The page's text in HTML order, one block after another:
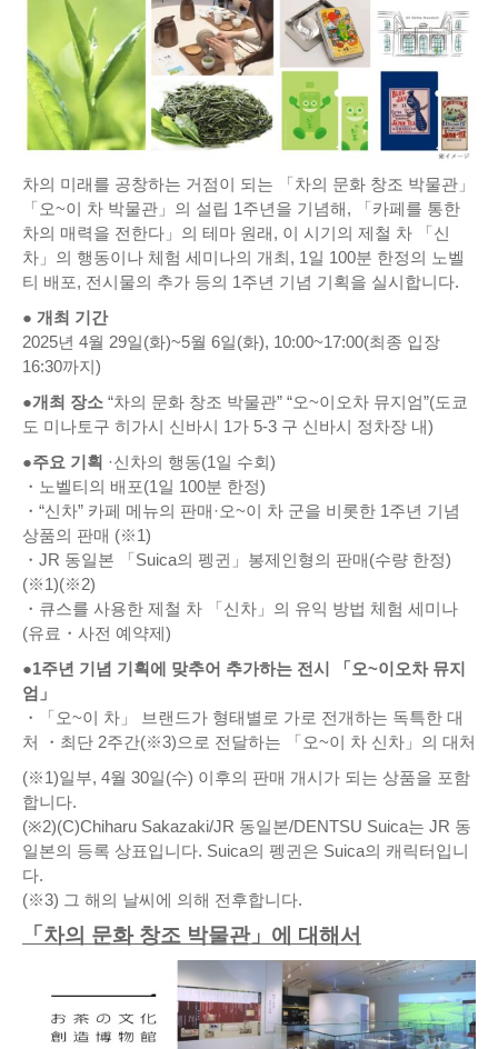
차의 미래를 공창하는 거점이 되는 「차의 문화 창조 박물관」
「오~이 차 박물관」의 설립 1주년을 기념해, 「카페를 통한
차의 매력을 전한다」의 테마 원래, 이 시기의 제철 차 「신
차」의 행동이나 체험 세미나의 개최, 1일 100분 한정의 노벨
티 배포, 전시물의 추가 등의 1주년 기념 기획을 실시합니다.
● 개최 기간
2025년 4월 29일(화)~5월 6일(화), 10:00~17:00(최종 입장
16:30까지)
●개최 장소 “차의 문화 창조 박물관” “오~이오차 뮤지엄”(도쿄
도 미나토구 히가시 신바시 1가 5-3 구 신바시 정차장 내)
●주요 기획 ·신차의 행동(1일 수회)
・노벨티의 배포(1일 100분 한정)
・“신차” 카페 메뉴의 판매·오~이 차 군을 비롯한 1주년 기념
상품의 판매 (※1)
・JR 동일본 「Suica의 펭귄」봉제인형의 판매(수량 한정)
(※1)(※2)
・큐스를 사용한 제철 차 「신차」의 유익 방법 체험 세미나
(유료・사전 예약제)
●1주년 기념 기획에 맞추어 추가하는 전시 「오~이오차 뮤지
엄」
・「오~이 차」 브랜드가 형태별로 가로 전개하는 독특한 대
처 ・최단 2주간(※3)으로 전달하는 「오~이 차 신차」의 대처
(※1)일부, 4월 30일(수) 이후의 판매 개시가 되는 상품을 포함
합니다.
(※2)(C)Chiharu Sakazaki/JR 동일본/DENTSU Suica는 JR 동
일본의 등록 상표입니다. Suica의 펭귄은 Suica의 캐릭터입니
다.
(※3) 그 해의 날씨에 의해 전후합니다.
「차의 문화 창조 박물관」에 대해서